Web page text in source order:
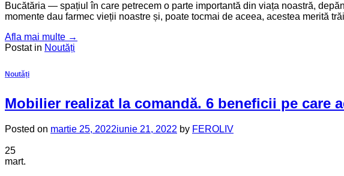
Bucătăria — spațiul în care petrecem o parte importantă din viața noastră,
momente dau farmec vieții noastre și, poate tocmai de aceea, acestea merită
Afla mai multe →
Postat in Noutăți
Noutăți
Mobilier realizat la comandă. 6 beneficii pe care
Posted on martie 25, 2022iunie 21, 2022 by FEROLIV
25
mart.